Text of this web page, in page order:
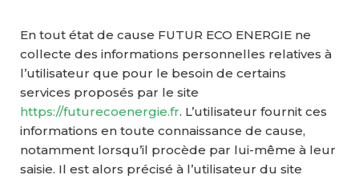
En tout état de cause FUTUR ECO ENERGIE ne
collecte des informations personnelles relatives à
l’utilisateur que pour le besoin de certains
services proposés par le site
https://futurecoenergie.fr. L’utilisateur fournit ces
informations en toute connaissance de cause,
notamment lorsqu’il procède par lui-même à leur
saisie. Il est alors précisé à l’utilisateur du site